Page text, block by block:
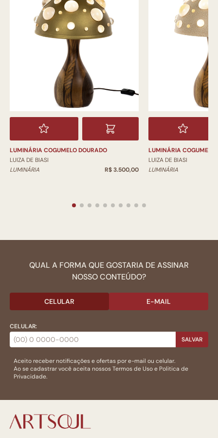
LUMINÁRIA COGUMELO DOURADO
LUIZA DE BIASI
LUMINÁRIA
R$ 3.500,00
LUMINÁRIA COGUMELO
LUIZA DE BIASI
LUMINÁRIA
QUAL A FORMA QUE GOSTARIA DE ASSINAR
NOSSO CONTEÚDO?
CELULAR E-MAIL
CELULAR:
SALVAR
Aceito receber notificações e ofertas por e-mail ou celular.
Ao se cadastrar você aceita nossosTermos de Usoe Politica de
Privacidade.